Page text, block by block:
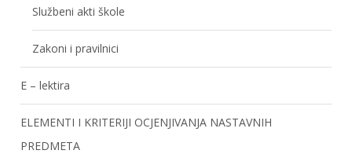
Službeni akti škole
Zakoni i pravilnici
E – lektira
ELEMENTI I KRITERIJI OCJENJIVANJA NASTAVNIH
PREDMETA